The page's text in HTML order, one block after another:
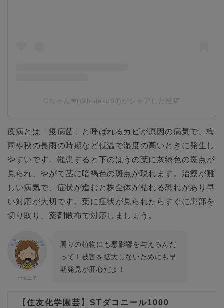
Cちゃん❤︎(@butako94)がシェアした投稿
疫病とは「疫病菌」と呼ばれるカビが原因の病気で、梅
雨や秋の長雨の時期など低温で湿度の高いときに発生し
やすいです。罹患すると下のほうの葉に灰緑色の斑点が
見られ、やがて茎に暗褐色の斑点が現れます。治療が難
しい病気で、症状が進むと株全体が枯れる恐れがあり早
い対応が大切です。葉に症状が見られたらすぐに患部を
切り取り、薬剤散布で対応しましょう。
周りの植物にも悪影響を与えるんだ
って！被害を拡大しないためにも早
期発見が肝心だよ！
【住友化学園芸】STダコニール1000